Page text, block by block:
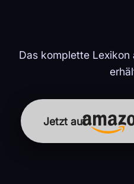
Das komplette Lexikon
Jetzt auf